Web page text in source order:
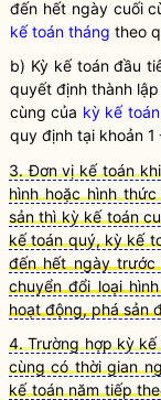
đến hết ngày cuối
kế toán tháng theo
b) Kỳ kế toán đầu
quyết định thành
cùng của kỳ kế
quy định tại khoản 1
3. Đơn vị kế toán
hình hoặc hình
sản thì kỳ kế toán
kế toán quý, kỳ kế
đến hết ngày trước
chuyển đổi loại
hoạt động, phá sản
4. Trường hợp kỳ
cùng có thời gian
kế toán năm tiếp